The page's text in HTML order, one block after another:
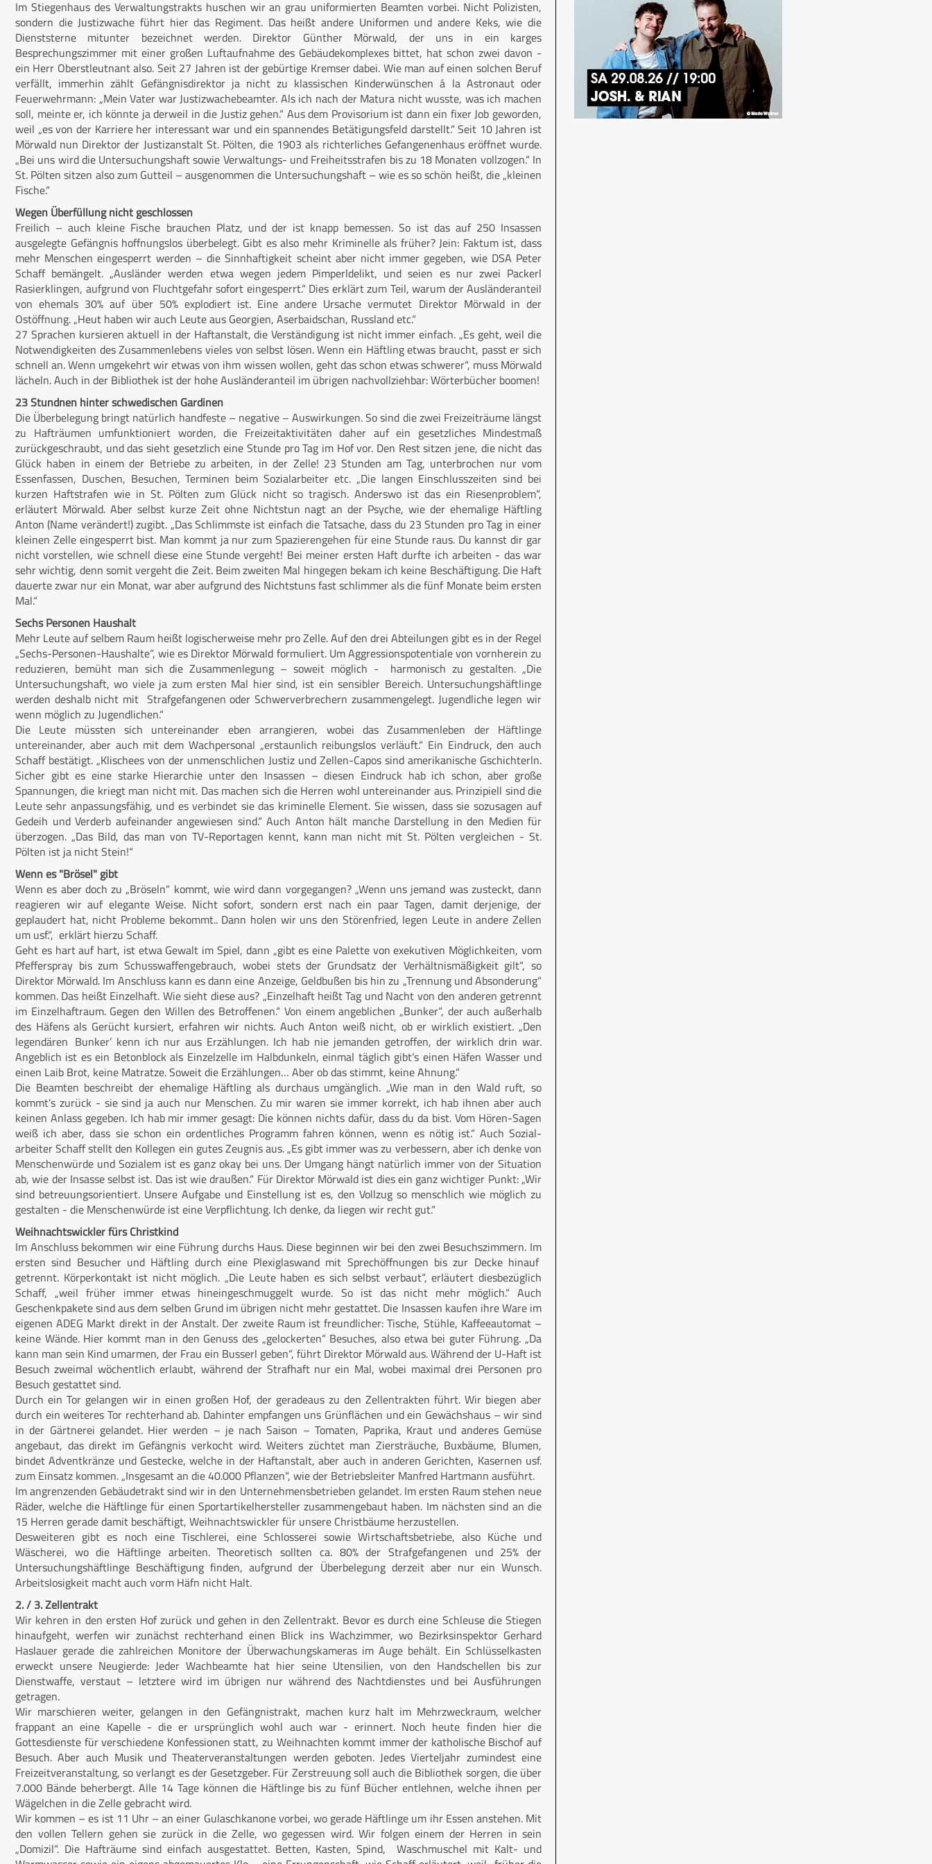
Im Stiegenhaus des Verwaltungstrakts huschen wir an grau uniformierten Beamten vorbei. Nicht Polizisten,
sondern die Justizwache führt hier das Regiment. Das heißt andere Uniformen und andere Keks, wie die
Dienststerne mitunter bezeichnet werden. Direktor Günther Mörwald, der uns in ein karges
Besprechungszimmer mit einer großen Luftaufnahme des Gebäudekomplexes bittet, hat schon zwei davon -
ein Herr Oberstleutnant also. Seit 27 Jahren ist der gebürtige Kremser dabei. Wie man auf einen solchen Beruf
verfällt, immerhin zählt Gefängnisdirektor ja nicht zu klassischen Kinderwünschen á la Astronaut oder
Feuerwehrmann: „Mein Vater war Justizwachebeamter. Als ich nach der Matura nicht wusste, was ich machen
soll, meinte er, ich könnte ja derweil in die Justiz gehen.“ Aus dem Provisorium ist dann ein fixer Job geworden,
weil „es von der Karriere her interessant war und ein spannendes Betätigungsfeld darstellt.“ Seit 10 Jahren ist
Mörwald nun Direktor der Justizanstalt St. Pölten, die 1903 als richterliches Gefangenenhaus eröffnet wurde.
„Bei uns wird die Untersuchungshaft sowie Verwaltungs- und Freiheitsstrafen bis zu 18 Monaten vollzogen.“ In
St. Pölten sitzen also zum Gutteil – ausgenommen die Untersuchungshaft – wie es so schön heißt, die „kleinen
Fische.“
Wegen Überfüllung nicht geschlossen
Freilich – auch kleine Fische brauchen Platz, und der ist knapp bemessen. So ist das auf 250 Insassen
ausgelegte Gefängnis hoffnungslos überbelegt. Gibt es also mehr Kriminelle als früher? Jein: Faktum ist, dass
mehr Menschen eingesperrt werden – die Sinnhaftigkeit scheint aber nicht immer gegeben, wie DSA Peter
Schaff bemängelt. „Ausländer werden etwa wegen jedem Pimperldelikt, und seien es nur zwei Packerl
Rasierklingen, aufgrund von Fluchtgefahr sofort eingesperrt.“ Dies erklärt zum Teil, warum der Ausländeranteil
von ehemals 30% auf über 50% explodiert ist. Eine andere Ursache vermutet Direktor Mörwald in der
Ostöffnung. „Heut haben wir auch Leute aus Georgien, Aserbaidschan, Russland etc.“
27 Sprachen kursieren aktuell in der Haftanstalt, die Verständigung ist nicht immer einfach. „Es geht, weil die
Notwendigkeiten des Zusammenlebens vieles von selbst lösen. Wenn ein Häftling etwas braucht, passt er sich
schnell an. Wenn umgekehrt wir etwas von ihm wissen wollen, geht das schon etwas schwerer“, muss Mörwald
lächeln. Auch in der Bibliothek ist der hohe Ausländeranteil im übrigen nachvollziehbar: Wörterbücher boomen!
23 Stundnen hinter schwedischen Gardinen
Die Überbelegung bringt natürlich handfeste – negative – Auswirkungen. So sind die zwei Freizeiträume längst
zu Hafträumen umfunktioniert worden, die Freizeitaktivitäten daher auf ein gesetzliches Mindestmaß
zurückgeschraubt, und das sieht gesetzlich eine Stunde pro Tag im Hof vor. Den Rest sitzen jene, die nicht das
Glück haben in einem der Betriebe zu arbeiten, in der Zelle! 23 Stunden am Tag, unterbrochen nur vom
Essenfassen, Duschen, Besuchen, Terminen beim Sozialarbeiter etc. „Die langen Einschlusszeiten sind bei
kurzen Haftstrafen wie in St. Pölten zum Glück nicht so tragisch. Anderswo ist das ein Riesenproblem“,
erläutert Mörwald. Aber selbst kurze Zeit ohne Nichtstun nagt an der Psyche, wie der ehemalige Häftling
Anton (Name verändert!) zugibt. „Das Schlimmste ist einfach die Tatsache, dass du 23 Stunden pro Tag in einer
kleinen Zelle eingesperrt bist. Man kommt ja nur zum Spazierengehen für eine Stunde raus. Du kannst dir gar
nicht vorstellen, wie schnell diese eine Stunde vergeht! Bei meiner ersten Haft durfte ich arbeiten - das war
sehr wichtig, denn somit vergeht die Zeit. Beim zweiten Mal hingegen bekam ich keine Beschäftigung. Die Haft
dauerte zwar nur ein Monat, war aber aufgrund des Nichtstuns fast schlimmer als die fünf Monate beim ersten
Mal.“
Sechs Personen Haushalt
Mehr Leute auf selbem Raum heißt logischerweise mehr pro Zelle. Auf den drei Abteilungen gibt es in der Regel
„Sechs-Personen-Haushalte“, wie es Direktor Mörwald formuliert. Um Aggressionspotentiale von vornherein zu
reduzieren, bemüht man sich die Zusammenlegung – soweit möglich - harmonisch zu gestalten. „Die
Untersuchungshaft, wo viele ja zum ersten Mal hier sind, ist ein sensibler Bereich. Untersuchungshäftlinge
werden deshalb nicht mit Strafgefangenen oder Schwerverbrechern zusammengelegt. Jugendliche legen wir
wenn möglich zu Jugendlichen.“
Die Leute müssten sich untereinander eben arrangieren, wobei das Zusammenleben der Häftlinge
untereinander, aber auch mit dem Wachpersonal „erstaunlich reibungslos verläuft.“ Ein Eindruck, den auch
Schaff bestätigt. „Klischees von der unmenschlichen Justiz und Zellen-Capos sind amerikanische Gschichterln.
Sicher gibt es eine starke Hierarchie unter den Insassen – diesen Eindruck hab ich schon, aber große
Spannungen, die kriegt man nicht mit. Das machen sich die Herren wohl untereinander aus. Prinzipiell sind die
Leute sehr anpassungsfähig, und es verbindet sie das kriminelle Element. Sie wissen, dass sie sozusagen auf
Gedeih und Verderb aufeinander angewiesen sind.“ Auch Anton hält manche Darstellung in den Medien für
überzogen. „Das Bild, das man von TV-Reportagen kennt, kann man nicht mit St. Pölten vergleichen - St.
Pölten ist ja nicht Stein!“
Wenn es "Brösel" gibt
Wenn es aber doch zu „Bröseln“ kommt, wie wird dann vorgegangen? „Wenn uns jemand was zusteckt, dann
reagieren wir auf elegante Weise. Nicht sofort, sondern erst nach ein paar Tagen, damit derjenige, der
geplaudert hat, nicht Probleme bekommt.. Dann holen wir uns den Störenfried, legen Leute in andere Zellen
um usf.“, erklärt hierzu Schaff.
Geht es hart auf hart, ist etwa Gewalt im Spiel, dann „gibt es eine Palette von exekutiven Möglichkeiten, vom
Pfefferspray bis zum Schusswaffengebrauch, wobei stets der Grundsatz der Verhältnismäßigkeit gilt“, so
Direktor Mörwald. Im Anschluss kann es dann eine Anzeige, Geldbußen bis hin zu „Trennung und Absonderung“
kommen. Das heißt Einzelhaft. Wie sieht diese aus? „Einzelhaft heißt Tag und Nacht von den anderen getrennt
im Einzelhaftraum. Gegen den Willen des Betroffenen.“ Von einem angeblichen „Bunker“, der auch außerhalb
des Häfens als Gerücht kursiert, erfahren wir nichts. Auch Anton weiß nicht, ob er wirklich existiert. „Den
legendären ‚Bunker’ kenn ich nur aus Erzählungen. Ich hab nie jemanden getroffen, der wirklich drin war.
Angeblich ist es ein Betonblock als Einzelzelle im Halbdunkeln, einmal täglich gibt’s einen Häfen Wasser und
einen Laib Brot, keine Matratze. Soweit die Erzählungen… Aber ob das stimmt, keine Ahnung.“
Die Beamten beschreibt der ehemalige Häftling als durchaus umgänglich. „Wie man in den Wald ruft, so
kommt’s zurück - sie sind ja auch nur Menschen. Zu mir waren sie immer korrekt, ich hab ihnen aber auch
keinen Anlass gegeben. Ich hab mir immer gesagt: Die können nichts dafür, dass du da bist. Vom Hören-Sagen
weiß ich aber, dass sie schon ein ordentliches Programm fahren können, wenn es nötig ist.“ Auch Sozial-
arbeiter Schaff stellt den Kollegen ein gutes Zeugnis aus. „Es gibt immer was zu verbessern, aber ich denke von
Menschenwürde und Sozialem ist es ganz okay bei uns. Der Umgang hängt natürlich immer von der Situation
ab, wie der Insasse selbst ist. Das ist wie draußen.“ Für Direktor Mörwald ist dies ein ganz wichtiger Punkt: „Wir
sind betreuungsorientiert. Unsere Aufgabe und Einstellung ist es, den Vollzug so menschlich wie möglich zu
gestalten - die Menschenwürde ist eine Verpflichtung. Ich denke, da liegen wir recht gut.“
Weihnachtswickler fürs Christkind
Im Anschluss bekommen wir eine Führung durchs Haus. Diese beginnen wir bei den zwei Besuchszimmern. Im
ersten sind Besucher und Häftling durch eine Plexiglaswand mit Sprechöffnungen bis zur Decke hinauf
getrennt. Körperkontakt ist nicht möglich. „Die Leute haben es sich selbst verbaut“, erläutert diesbezüglich
Schaff, „weil früher immer etwas hineingeschmuggelt wurde. So ist das nicht mehr möglich.“ Auch
Geschenkpakete sind aus dem selben Grund im übrigen nicht mehr gestattet. Die Insassen kaufen ihre Ware im
eigenen ADEG Markt direkt in der Anstalt. Der zweite Raum ist freundlicher: Tische, Stühle, Kaffeeautomat –
keine Wände. Hier kommt man in den Genuss des „gelockerten“ Besuches, also etwa bei guter Führung. „Da
kann man sein Kind umarmen, der Frau ein Busserl geben“, führt Direktor Mörwald aus. Während der U-Haft ist
Besuch zweimal wöchentlich erlaubt, während der Strafhaft nur ein Mal, wobei maximal drei Personen pro
Besuch gestattet sind.
Durch ein Tor gelangen wir in einen großen Hof, der geradeaus zu den Zellentrakten führt. Wir biegen aber
durch ein weiteres Tor rechterhand ab. Dahinter empfangen uns Grünflächen und ein Gewächshaus – wir sind
in der Gärtnerei gelandet. Hier werden – je nach Saison – Tomaten, Paprika, Kraut und anderes Gemüse
angebaut, das direkt im Gefängnis verkocht wird. Weiters züchtet man Ziersträuche, Buxbäume, Blumen,
bindet Adventkränze und Gestecke, welche in der Haftanstalt, aber auch in anderen Gerichten, Kasernen usf.
zum Einsatz kommen. „Insgesamt an die 40.000 Pflanzen“, wie der Betriebsleiter Manfred Hartmann ausführt.
Im angrenzenden Gebäudetrakt sind wir in den Unternehmensbetrieben gelandet. Im ersten Raum stehen neue
Räder, welche die Häftlinge für einen Sportartikelhersteller zusammengebaut haben. Im nächsten sind an die
15 Herren gerade damit beschäftigt, Weihnachtswickler für unsere Christbäume herzustellen.
Desweiteren gibt es noch eine Tischlerei, eine Schlosserei sowie Wirtschaftsbetriebe, also Küche und
Wäscherei, wo die Häftlinge arbeiten. Theoretisch sollten ca. 80% der Strafgefangenen und 25% der
Untersuchungshäftlinge Beschäftigung finden, aufgrund der Überbelegung derzeit aber nur ein Wunsch.
Arbeitslosigkeit macht auch vorm Häfn nicht Halt.
2. / 3. Zellentrakt
Wir kehren in den ersten Hof zurück und gehen in den Zellentrakt. Bevor es durch eine Schleuse die Stiegen
hinaufgeht, werfen wir zunächst rechterhand einen Blick ins Wachzimmer, wo Bezirksinspektor Gerhard
Haslauer gerade die zahlreichen Monitore der Überwachungskameras im Auge behält. Ein Schlüsselkasten
erweckt unsere Neugierde: Jeder Wachbeamte hat hier seine Utensilien, von den Handschellen bis zur
Dienstwaffe, verstaut – letztere wird im übrigen nur während des Nachtdienstes und bei Ausführungen
getragen.
Wir marschieren weiter, gelangen in den Gefängnistrakt, machen kurz halt im Mehrzweckraum, welcher
frappant an eine Kapelle - die er ursprünglich wohl auch war - erinnert. Noch heute finden hier die
Gottesdienste für verschiedene Konfessionen statt, zu Weihnachten kommt immer der katholische Bischof auf
Besuch. Aber auch Musik und Theaterveranstaltungen werden geboten. Jedes Vierteljahr zumindest eine
Freizeitveranstaltung, so verlangt es der Gesetzgeber. Für Zerstreuung soll auch die Bibliothek sorgen, die über
7.000 Bände beherbergt. Alle 14 Tage können die Häftlinge bis zu fünf Bücher entlehnen, welche ihnen per
Wägelchen in die Zelle gebracht wird.
Wir kommen – es ist 11 Uhr – an einer Gulaschkanone vorbei, wo gerade Häftlinge um ihr Essen anstehen. Mit
den vollen Tellern gehen sie zurück in die Zelle, wo gegessen wird. Wir folgen einem der Herren in sein
„Domizil“. Die Hafträume sind einfach ausgestattet. Betten, Kasten, Spind, Waschmuschel mit Kalt- und